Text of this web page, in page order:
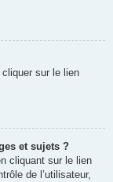
sur le lien
et sujets ?
cliquant sur le lien
de l’utilisateur,